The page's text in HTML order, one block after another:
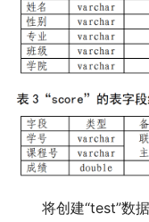
将创建“test”数